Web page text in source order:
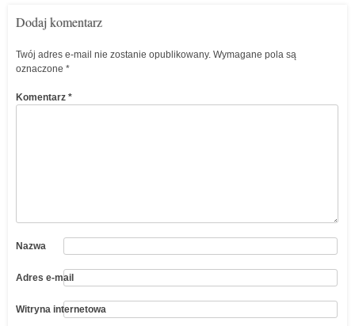
Dodaj komentarz
Twój adres e-mail nie zostanie opublikowany. Wymagane pola są
oznaczone *
Komentarz *
Nazwa
Adres e-mail
Witryna internetowa